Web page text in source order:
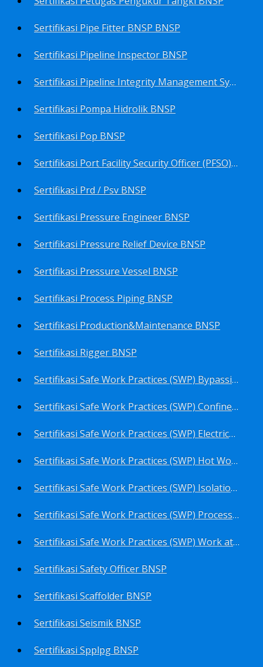
Sertifikasi Pipe Fitter BNSP BNSP
Sertifikasi Pipeline Inspector BNSP
Sertifikasi Pipeline Integrity Management System (Pims) BNSP
Sertifikasi Pompa Hidrolik BNSP
Sertifikasi Pop BNSP
Sertifikasi Port Facility Security Officer (PFSO) BNSP
Sertifikasi Prd / Psv BNSP
Sertifikasi Pressure Engineer BNSP
Sertifikasi Pressure Relief Device BNSP
Sertifikasi Pressure Vessel BNSP
Sertifikasi Process Piping BNSP
Sertifikasi Production&Maintenance BNSP
Sertifikasi Rigger BNSP
Sertifikasi Safe Work Practices (SWP) Bypassing Critical Protection BNSP
Sertifikasi Safe Work Practices (SWP) Confined Space Entry BNSP
Sertifikasi Safe Work Practices (SWP) Electrical Safe Work BNSP
Sertifikasi Safe Work Practices (SWP) Hot Work BNSP
Sertifikasi Safe Work Practices (SWP) Isolation of Hazardous Energy BNSP
Sertifikasi Safe Work Practices (SWP) Process Overview and Awareness BNSP
Sertifikasi Safe Work Practices (SWP) Work at Height BNSP
Sertifikasi Safety Officer BNSP
Sertifikasi Scaffolder BNSP
Sertifikasi Seismik BNSP
Sertifikasi Spplpg BNSP